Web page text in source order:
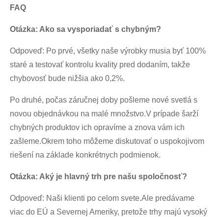
FAQ
Otázka: Ako sa vysporiadať s chybným?
Odpoveď: Po prvé, všetky naše výrobky musia byť 100%
staré a testovať kontrolu kvality pred dodaním, takže
chybovosť bude nižšia ako 0,2%.
Po druhé, počas záručnej doby pošleme nové svetlá s
novou objednávkou na malé množstvo.V prípade šarží
chybných produktov ich opravíme a znova vám ich
zašleme.Okrem toho môžeme diskutovať o uspokojivom
riešení na základe konkrétnych podmienok.
Otázka: Aký je hlavný trh pre našu spoločnosť?
Odpoveď: Naši klienti po celom svete.Ale predávame
viac do EÚ a Severnej Ameriky, pretože trhy majú vysoký